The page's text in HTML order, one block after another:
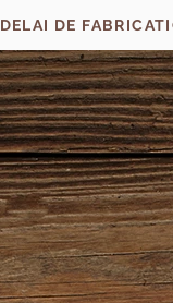
DELAI DE